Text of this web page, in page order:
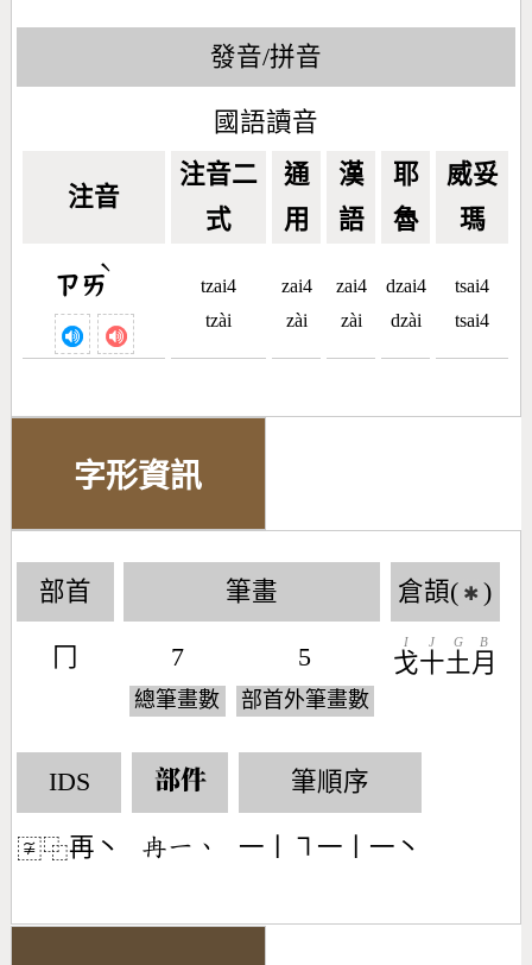
發音/拼音
國語讀音
注音
注音二
式
通
用
漢
語
耶
魯
威妥
瑪
ㄗㄞ
ˋ
tzai4
tzài
zai4
zài
zai4
zài
dzai4
dzài
tsai4
tsai4
字形資訊
部首
冂
筆畫
7
總筆畫數
5
部首外筆畫數
倉頡( ✱ )
戈
I
十
J
土
G
月
B
IDS
〾⿻再丶
部件
󶄵󶀀󶀅
筆順序
一丨㇕一丨一丶